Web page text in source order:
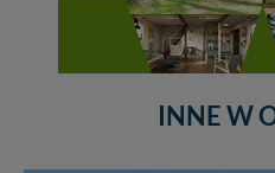
INNE W